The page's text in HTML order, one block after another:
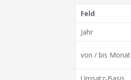
Feld
Jahr
von / bis Monat